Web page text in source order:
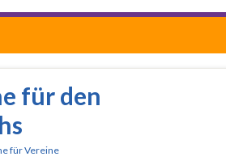
für den
für Vereine